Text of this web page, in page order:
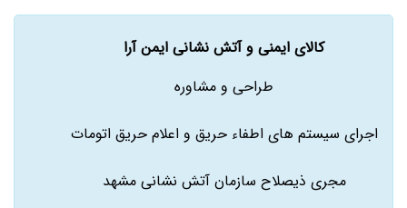
کالای ایمنی و آتش نشانی ایمن آرا
طراحی و مشاوره
اجرای سیستم های اطفاء حریق و اعلام حریق اتومات
مجری ذیصلاح سازمان آتش نشانی مشهد